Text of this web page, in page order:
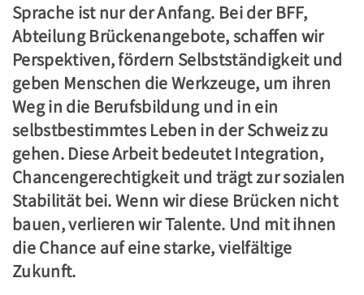
Sprache ist nur der Anfang. Bei der BFF,
Abteilung Brückenangebote, schaffen wir
Perspektiven, fördern Selbstständigkeit und
geben Menschen die Werkzeuge, um ihren
Weg in die Berufsbildung und in ein
selbstbestimmtes Leben in der Schweiz zu
gehen. Diese Arbeit bedeutet Integration,
Chancengerechtigkeit und trägt zur sozialen
Stabilität bei. Wenn wir diese Brücken nicht
bauen, verlieren wir Talente. Und mit ihnen
die Chance auf eine starke, vielfältige
Zukunft.